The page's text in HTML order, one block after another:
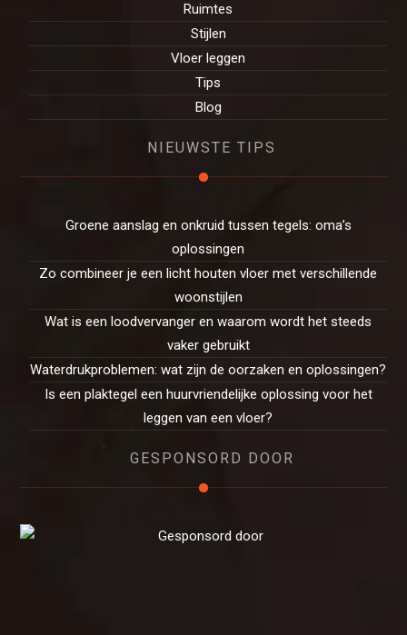
Ruimtes
Stijlen
Vloer leggen
Tips
Blog
NIEUWSTE TIPS
Groene aanslag en onkruid tussen tegels: oma’s
oplossingen
Zo combineer je een licht houten vloer met verschillende
woonstijlen
Wat is een loodvervanger en waarom wordt het steeds
vaker gebruikt
Waterdrukproblemen: wat zijn de oorzaken en oplossingen?
Is een plaktegel een huurvriendelijke oplossing voor het
leggen van een vloer?
GESPONSORD DOOR